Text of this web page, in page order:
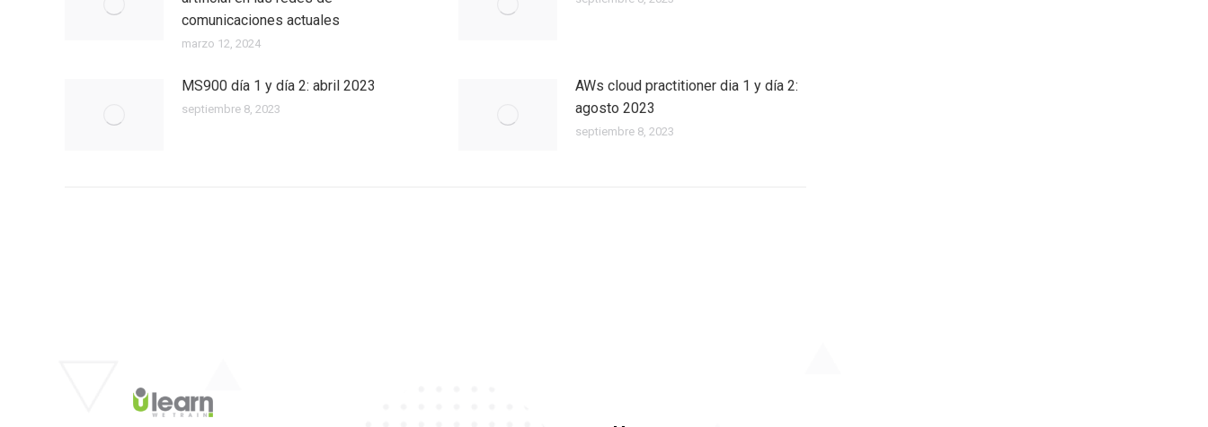
comunicaciones actuales
marzo 12, 2024
MS900 día 1 y día 2: abril 2023
septiembre 8, 2023
AWs cloud practitioner dia 1 y día 2:
agosto 2023
septiembre 8, 2023